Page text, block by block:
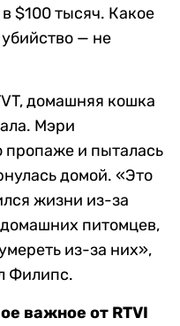
$100 тысяч. Какое
— не
домашняя кошка
Мэри
пропаже и пыталась
домой. «Это
жизни из-за
питомцев,
из-за них»,
Филипс.
важное от RTVI